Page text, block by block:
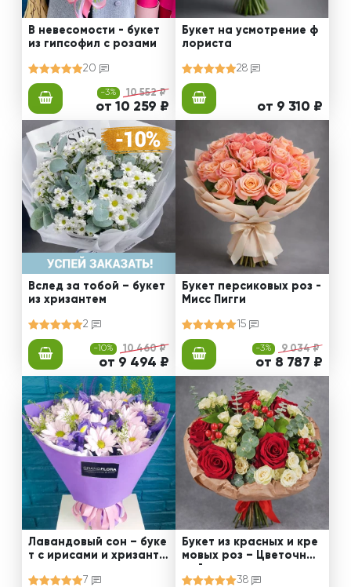
В невесомости - букет
из гипсофил с розами
20
-3% 10 552 ₽
от 10 259 ₽
Букет на усмотрение ф
лориста
28
от 9 310 ₽
Вслед за тобой – букет
из хризантем
2
-10% 10 460 ₽
от 9 494 ₽
Букет персиковых роз -
Мисс Пигги
15
-3% 9 034 ₽
от 8 787 ₽
Лавандовый сон – буке
т с ирисами и хризанте
7
Букет из красных и кре
мовых роз – Цветочный
38